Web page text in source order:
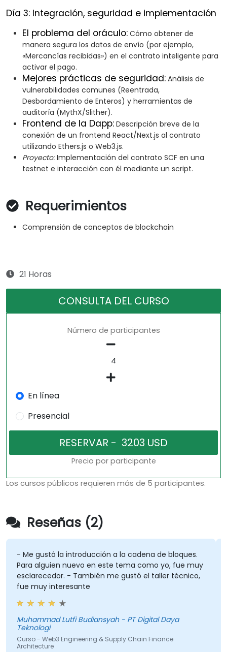
Día 3: Integración, seguridad e implementación
El problema del oráculo: Cómo obtener de
manera segura los datos de envío (por ejemplo,
«Mercancías recibidas») en el contrato inteligente para
activar el pago.
Mejores prácticas de seguridad: Análisis de
vulnerabilidades comunes (Reentrada,
Desbordamiento de Enteros) y herramientas de
auditoría (MythX/Slither).
Frontend de la Dapp: Descripción breve de la
conexión de un frontend React/Next.js al contrato
utilizando Ethers.js o Web3.js.
Proyecto:Implementación del contrato SCF en una
testnet e interacción con él mediante un script.
Requerimientos
Comprensión de conceptos de blockchain
21 Horas
CONSULTA DEL CURSO
Número de participantes
En línea
Presencial
Precio por participante
Los cursos públicos requieren más de 5 participantes.
Reseñas (2)
- Me gustó la introducción a la cadena de bloques.
Para alguien nuevo en este tema como yo, fue muy
esclarecedor. - También me gustó el taller técnico,
fue muy interesante
Muhammad Lutfi Budiansyah - PT Digital Daya
Teknologi
Curso - Web3 Engineering & Supply Chain Finance
Architecture